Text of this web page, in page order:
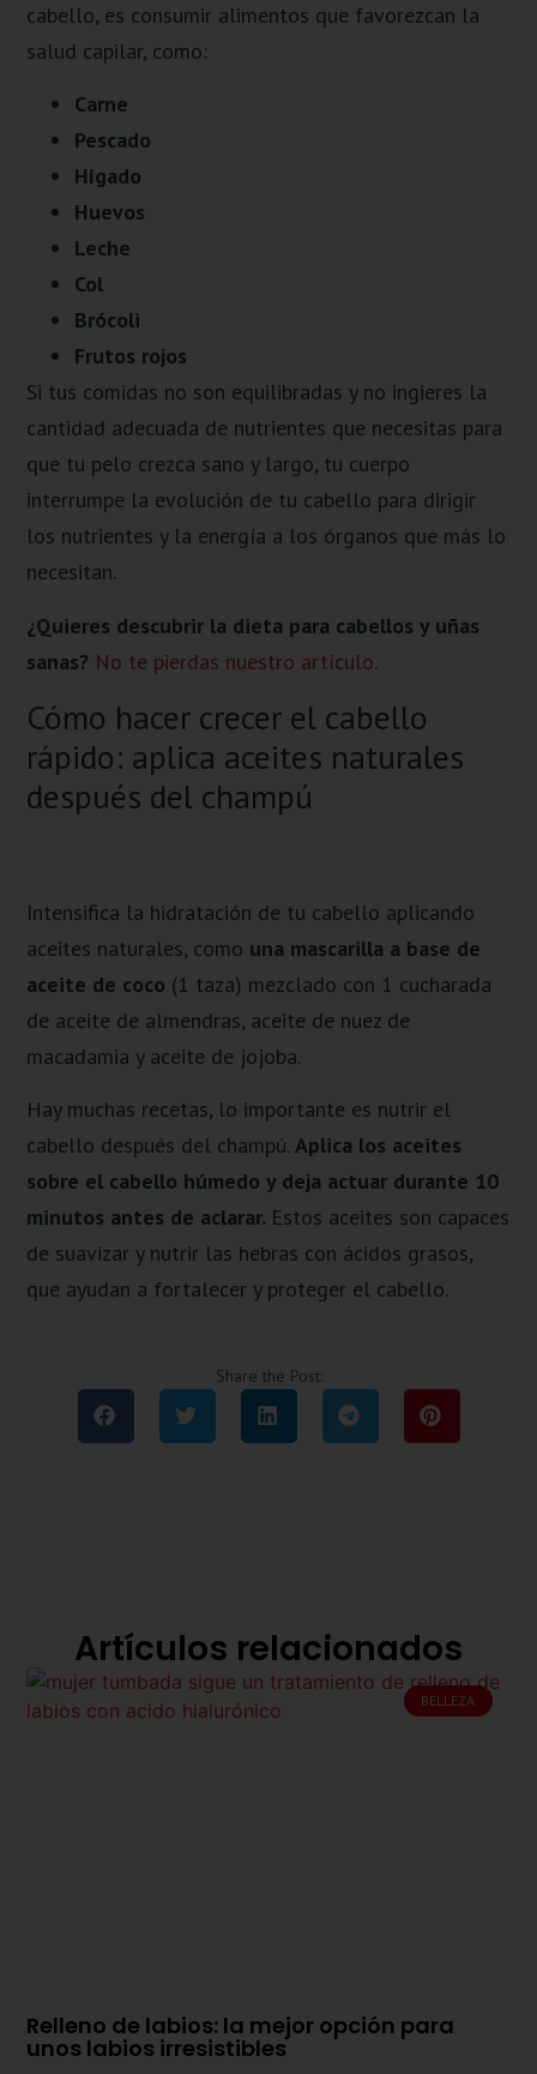
cabello, es consumir alimentos que favorezcan la
salud capilar, como:
Carne
Pescado
Hígado
Huevos
Leche
Col
Brócoli
Frutos rojos
Si tus comidas no son equilibradas y no ingieres la
cantidad adecuada de nutrientes que necesitas para
que tu pelo crezca sano y largo, tu cuerpo
interrumpe la evolución de tu cabello para dirigir
los nutrientes y la energía a los órganos que más lo
necesitan.
¿Quieres descubrir la dieta para cabellos y uñas
sanas? No te pierdas nuestro artículo.
Cómo hacer crecer el cabello
rápido: aplica aceites naturales
después del champú
Intensifica la hidratación de tu cabello aplicando
aceites naturales, como una mascarilla a base de
aceite de coco (1 taza) mezclado con 1 cucharada
de aceite de almendras, aceite de nuez de
macadamia y aceite de jojoba.
Hay muchas recetas, lo importante es nutrir el
cabello después del champú.Aplica los aceites
sobre el cabello húmedo y deja actuar durante 10
minutos antes de aclarar. Estos aceites son capaces
de suavizar y nutrir las hebras con ácidos grasos,
que ayudan a fortalecer y proteger el cabello.
Share the Post:
Artículos relacionados
BELLEZA
Relleno de labios: la mejor opción para
unos labios irresistibles